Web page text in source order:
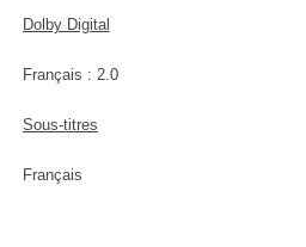
Dolby Digital
Français : 2.0
Sous-titres
Français